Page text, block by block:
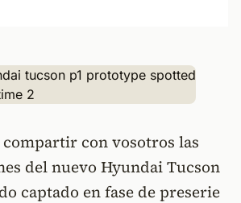
con vosotros las
del nuevo Hyundai Tucson
captado en fase de preserie